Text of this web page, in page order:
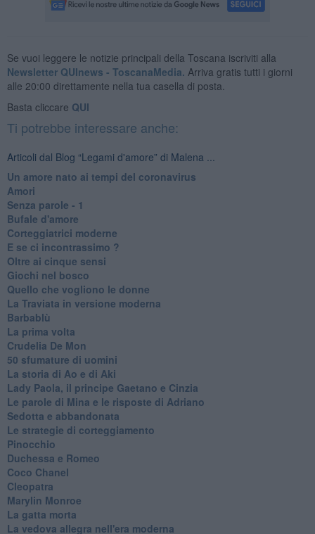
Se vuoi leggere le notizie principali della Toscana iscriviti alla
Newsletter QUInews - ToscanaMedia. Arriva gratis tutti i giorni
alle 20:00 direttamente nella tua casella di posta.
Basta cliccare QUI
Ti potrebbe interessare anche:
Articoli dal Blog “Legami d'amore” di Malena ...
Un amore nato ai tempi del coronavirus
Amori
Senza parole - 1
Bufale d'amore
Corteggiatrici moderne
E se ci incontrassimo ?
Oltre ai cinque sensi
Giochi nel bosco
Quello che vogliono le donne
La Traviata in versione moderna
Barbablù
La prima volta
Crudelia De Mon
50 sfumature di uomini
La storia di Ao e di Aki
Lady Paola, il principe Gaetano e Cinzia
Le parole di Mina e le risposte di Adriano
Sedotta e abbandonata
Le strategie di corteggiamento
Pinocchio
Duchessa e Romeo
Coco Chanel
Cleopatra
Marylin Monroe
La gatta morta
La vedova allegra nell'era moderna